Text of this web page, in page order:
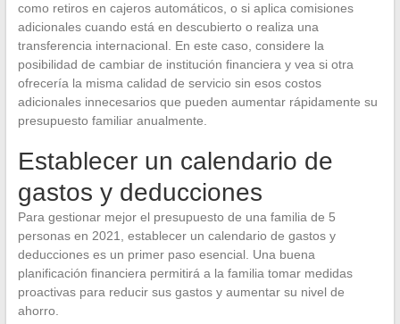
como retiros en cajeros automáticos, o si aplica comisiones
adicionales cuando está en descubierto o realiza una
transferencia internacional. En este caso, considere la
posibilidad de cambiar de institución financiera y vea si otra
ofrecería la misma calidad de servicio sin esos costos
adicionales innecesarios que pueden aumentar rápidamente su
presupuesto familiar anualmente.
Establecer un calendario de
gastos y deducciones
Para gestionar mejor el presupuesto de una familia de 5
personas en 2021, establecer un calendario de gastos y
deducciones es un primer paso esencial. Una buena
planificación financiera permitirá a la familia tomar medidas
proactivas para reducir sus gastos y aumentar su nivel de
ahorro.